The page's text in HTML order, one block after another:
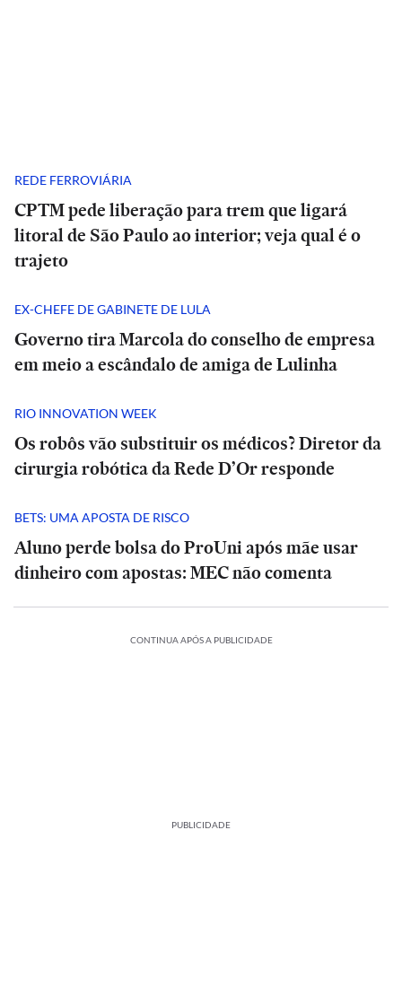
REDE FERROVIÁRIA
CPTM pede liberação para trem que ligará
litoral de São Paulo ao interior; veja qual é o
trajeto
EX-CHEFE DE GABINETE DE LULA
Governo tira Marcola do conselho de empresa
em meio a escândalo de amiga de Lulinha
RIO INNOVATION WEEK
Os robôs vão substituir os médicos? Diretor da
cirurgia robótica da Rede D’Or responde
BETS: UMA APOSTA DE RISCO
Aluno perde bolsa do ProUni após mãe usar
dinheiro com apostas: MEC não comenta
CONTINUA APÓS A PUBLICIDADE
PUBLICIDADE